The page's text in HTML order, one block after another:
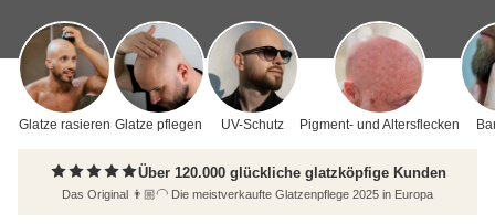
Glatze rasieren Glatze pflegen UV-Schutz Pigment- und Altersflecken
Über 120.000 glückliche glatzköpfige Kunden
Das Original 👨🏼‍🦲 Die meistverkaufte Glatzenpflege 2025 in Europa